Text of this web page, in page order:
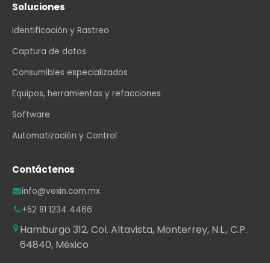
Soluciones
Identificación y Rastreo
Captura de datos
Consumibles especializados
Equipos, herramientas y refacciones
Software
Automatización y Control
Contáctenos
info@vexin.com.mx
+52 81 1234 4466
Hamburgo 312, Col. Altavista, Monterrey, N.L., C.P.
64840, México